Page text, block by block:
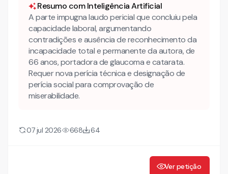
Resumo com Inteligência Artificial
A parte impugna laudo pericial que concluiu pela
capacidade laboral, argumentando
contradições e ausência de reconhecimento da
incapacidade total e permanente da autora, de
66 anos, portadora de glaucoma e catarata.
Requer nova perícia técnica e designação de
perícia social para comprovação de
miserabilidade.
07 jul 2026 668 64
Ver petição